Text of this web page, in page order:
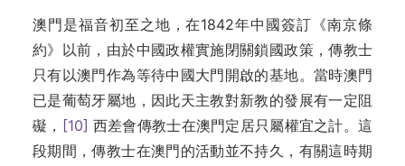
澳門是福音初至之地，在1842年中國簽訂《南京條
約》以前，由於中國政權實施閉關鎖國政策，傳教士
只有以澳門作為等待中國大門開啟的基地。當時澳門
已是葡萄牙屬地，因此天主教對新教的發展有一定阻
礙， [10] 西差會傳教士在澳門定居只屬權宜之計。這
段期間，傳教士在澳門的活動並不持久，有關這時期